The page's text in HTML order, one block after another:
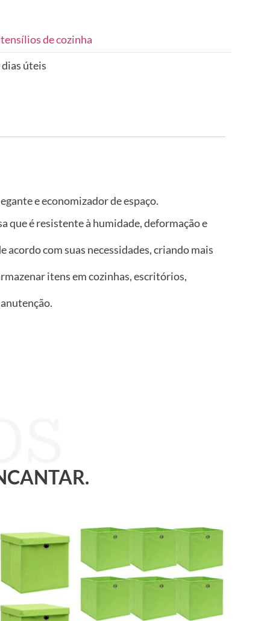
de cozinha
dias úteis
e economizador de espaço.
que é resistente à humidade, deformação e
com suas necessidades, criando mais
itens em cozinhas, escritórios,